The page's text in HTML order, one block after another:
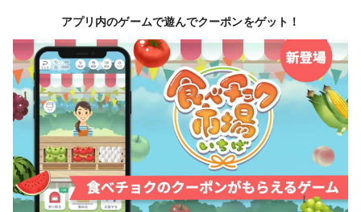
アプリ内のゲームで遊んでクーポンをゲット！